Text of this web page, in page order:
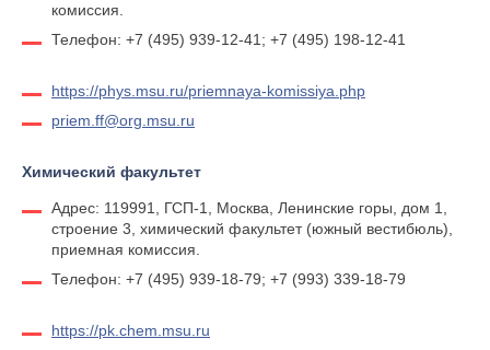
комиссия.
Телефон: +7 (495) 939-12-41; +7 (495) 198-12-41
https://phys.msu.ru/priemnaya-komissiya.php
priem.ff@org.msu.ru
Химический факультет
Адрес: 119991, ГСП-1, Москва, Ленинские горы, дом 1,
строение 3, химический факультет (южный вестибюль),
приемная комиссия.
Телефон: +7 (495) 939-18-79; +7 (993) 339-18-79
https://pk.chem.msu.ru